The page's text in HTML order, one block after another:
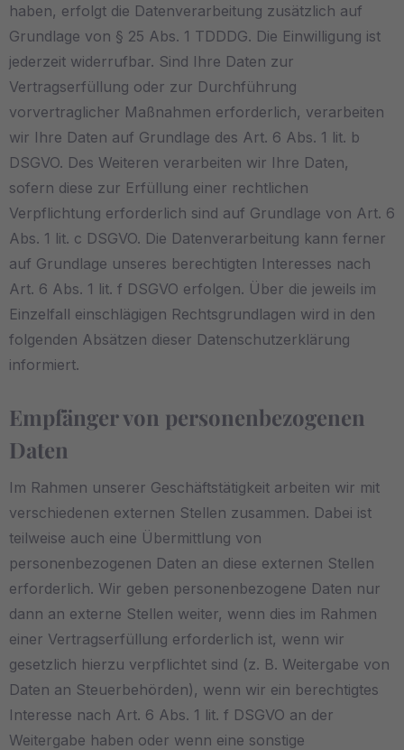
haben, erfolgt die Datenverarbeitung zusätzlich auf
Grundlage von § 25 Abs. 1 TDDDG. Die Einwilligung ist
jederzeit widerrufbar. Sind Ihre Daten zur
Vertragserfüllung oder zur Durchführung
vorvertraglicher Maßnahmen erforderlich, verarbeiten
wir Ihre Daten auf Grundlage des Art. 6 Abs. 1 lit. b
DSGVO. Des Weiteren verarbeiten wir Ihre Daten,
sofern diese zur Erfüllung einer rechtlichen
Verpflichtung erforderlich sind auf Grundlage von Art. 6
Abs. 1 lit. c DSGVO. Die Datenverarbeitung kann ferner
auf Grundlage unseres berechtigten Interesses nach
Art. 6 Abs. 1 lit. f DSGVO erfolgen. Über die jeweils im
Einzelfall einschlägigen Rechtsgrundlagen wird in den
folgenden Absätzen dieser Datenschutzerklärung
informiert.
Empfänger von personenbezogenen
Daten
Im Rahmen unserer Geschäftstätigkeit arbeiten wir mit
verschiedenen externen Stellen zusammen. Dabei ist
teilweise auch eine Übermittlung von
personenbezogenen Daten an diese externen Stellen
erforderlich. Wir geben personenbezogene Daten nur
dann an externe Stellen weiter, wenn dies im Rahmen
einer Vertragserfüllung erforderlich ist, wenn wir
gesetzlich hierzu verpflichtet sind (z. B. Weitergabe von
Daten an Steuerbehörden), wenn wir ein berechtigtes
Interesse nach Art. 6 Abs. 1 lit. f DSGVO an der
Weitergabe haben oder wenn eine sonstige